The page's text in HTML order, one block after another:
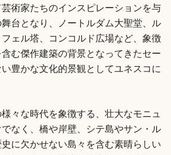
術家たちのインスピレーションを与
台となり、ノートルダム大聖堂、ル
ェル塔、コンコルド広場など、象徴
む傑作建築の背景となってきたセー
豊かな文化的景観としてユネスコに
々な時代を象徴する、壮大なモニュ
なく、橋や岸壁、シテ島やサン・ル
に欠かせない島々を含む素晴らしい